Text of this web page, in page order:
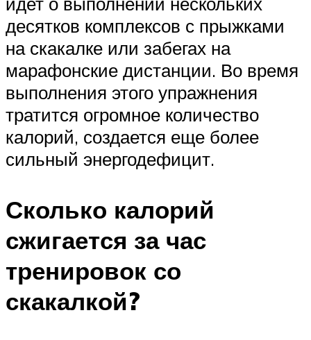
десятков комплексов с прыжками
на скакалке или забегах на
марафонские дистанции. Во время
выполнения этого упражнения
тратится огромное количество
калорий, создается еще более
сильный энергодефицит.
Сколько калорий
сжигается за час
тренировок со
скакалкой?